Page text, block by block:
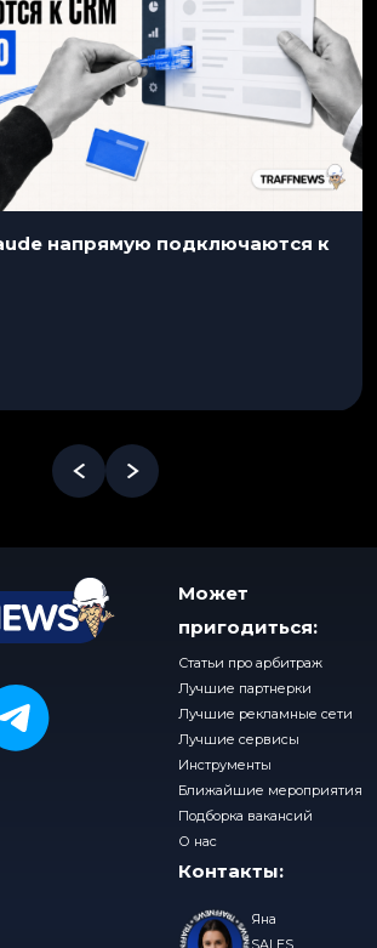
напрямую подключаются к
Может
пригодиться:
Статьи про арбитраж
Лучшие партнерки
Лучшие рекламные сети
Лучшие сервисы
Инструменты
Ближайшие мероприятия
Подборка вакансий
О нас
Контакты:
Яна
SALES